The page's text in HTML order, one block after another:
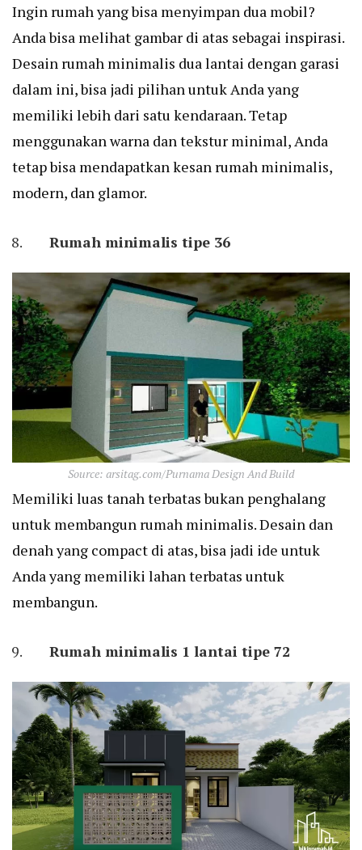
Ingin rumah yang bisa menyimpan dua mobil?
Anda bisa melihat gambar di atas sebagai inspirasi.
Desain rumah minimalis dua lantai dengan garasi
dalam ini, bisa jadi pilihan untuk Anda yang
memiliki lebih dari satu kendaraan. Tetap
menggunakan warna dan tekstur minimal, Anda
tetap bisa mendapatkan kesan rumah minimalis,
modern, dan glamor.
Rumah minimalis tipe 36
Source: arsitag.com/Purnama Design And Build
Memiliki luas tanah terbatas bukan penghalang
untuk membangun rumah minimalis. Desain dan
denah yang compact di atas, bisa jadi ide untuk
Anda yang memiliki lahan terbatas untuk
membangun.
Rumah minimalis 1 lantai tipe 72